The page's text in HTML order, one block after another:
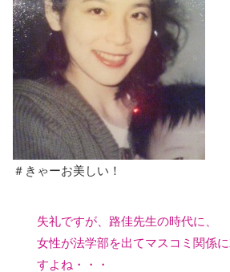
＃きゃーお美しい！
失礼ですが、路佳先生の時代に、
女性が法学部を出てマスコミ関係
すよね・・・